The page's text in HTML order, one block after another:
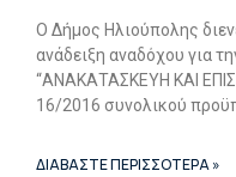
Ο Δήμος Ηλιούπολης
ανάδειξη αναδόχου για
“ΑΝΑΚΑΤΑΣΚΕΥΗ ΚΑΙ
16/2016 συνολικού
ΔΙΑΒΑΣΤΕ ΠΕΡΙΣΣΟΤΕΡΑ »